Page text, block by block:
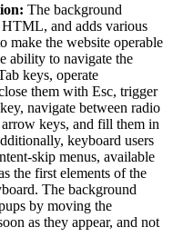
The background
HTML, and adds various
make the website operable
ability to navigate the
keys, operate
them with Esc, trigger
navigate between radio
keys, and fill them in
keyboard users
skip menus, available
the first elements of the
The background
by moving the
as they appear, and not